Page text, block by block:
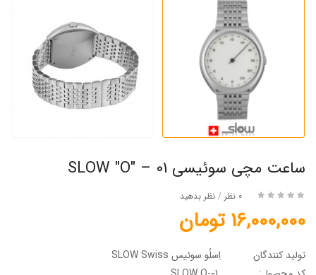
ساعت مچی سوئیسی SLOW "O" – 01
0 نظر / نظر بدهید
16,000,000 تومان
تولید کنندگان
اِسلُو سوئیس SLOW Swiss